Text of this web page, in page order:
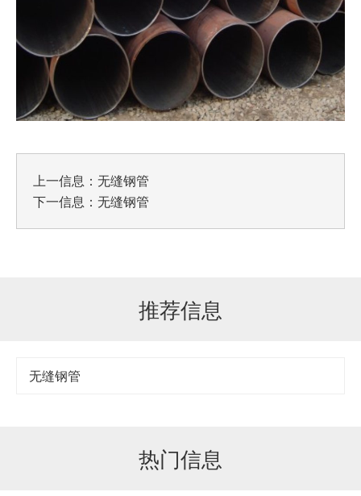
上一信息： 无缝钢管
下一信息： 无缝钢管
推荐信息
无缝钢管
热门信息